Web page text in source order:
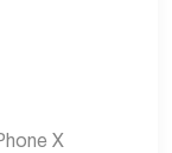
Х